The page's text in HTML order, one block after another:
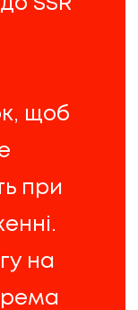
SSR
щоб
при
на